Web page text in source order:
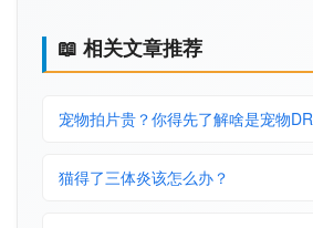
📖 相关文章推荐
宠物拍片贵？你得先了解啥是宠物DR
猫得了三体炎该怎么办？